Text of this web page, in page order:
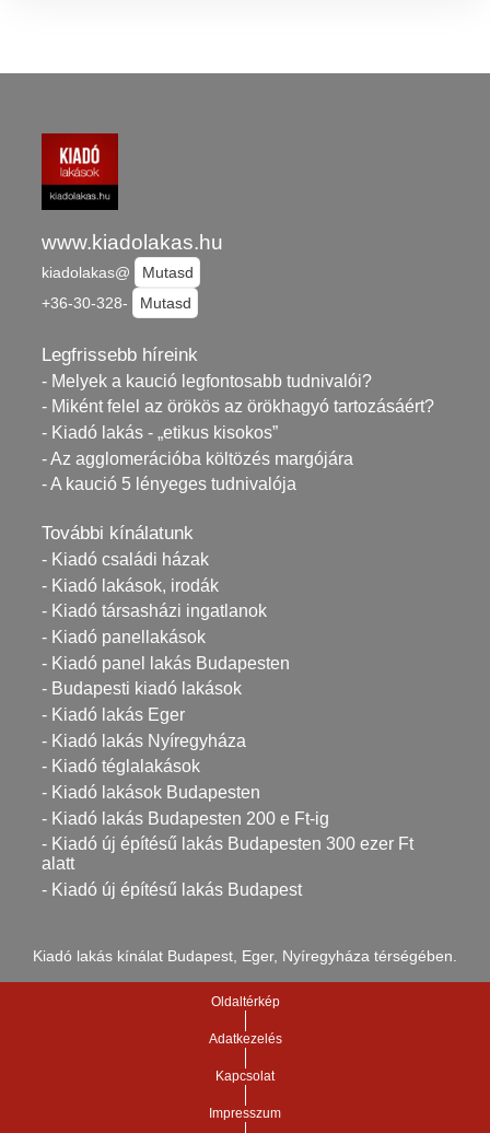
www.kiadolakas.hu
kiadolakas@
Mutasd
+36-30-328-
Mutasd
Legfrissebb híreink
- Melyek a kaució legfontosabb tudnivalói?
- Miként felel az örökös az örökhagyó tartozásáért?
- Kiadó lakás - „etikus kisokos”
- Az agglomerációba költözés margójára
- A kaució 5 lényeges tudnivalója
További kínálatunk
- Kiadó családi házak
- Kiadó lakások, irodák
- Kiadó társasházi ingatlanok
- Kiadó panellakások
- Kiadó panel lakás Budapesten
- Budapesti kiadó lakások
- Kiadó lakás Eger
- Kiadó lakás Nyíregyháza
- Kiadó téglalakások
- Kiadó lakások Budapesten
- Kiadó lakás Budapesten 200 e Ft-ig
- Kiadó új építésű lakás Budapesten 300 ezer Ft
alatt
- Kiadó új építésű lakás Budapest
Kiadó lakás kínálat Budapest, Eger, Nyíregyháza térségében.
Oldaltérkép
Adatkezelés
Kapcsolat
Impresszum